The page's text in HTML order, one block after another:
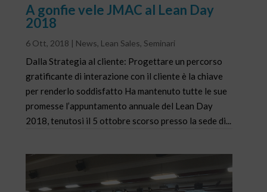
A gonfie vele JMAC al Lean Day
2018
6 Ott, 2018 | News, Lean Sales, Seminari
Dalla Strategia al cliente: Progettare un percorso
gratificante di interazione con il cliente è la chiave
per renderlo soddisfatto Ha mantenuto tutte le sue
promesse l’appuntamento annuale del Lean Day
2018, tenutosi il 5 ottobre scorso presso la sede di...